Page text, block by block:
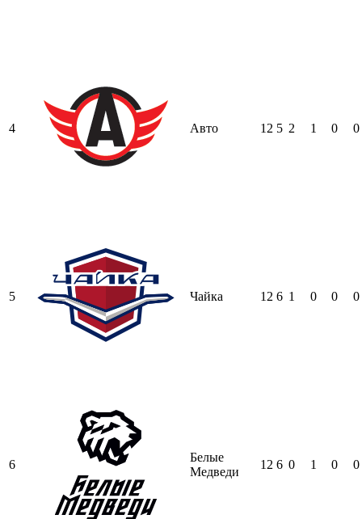
4 Авто 12 5 2 1 0 0
5 Чайка 12 6 1 0 0 0
6
Белые
Медведи
12 6 0 1 0 0